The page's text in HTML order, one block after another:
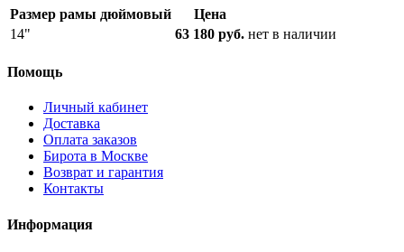
Размер рамы дюймовый
Цена
14"
63 180 руб. нет в наличии
Помощь
Личный кабинет
Доставка
Оплата заказов
Бирота в Москве
Возврат и гарантия
Контакты
Информация